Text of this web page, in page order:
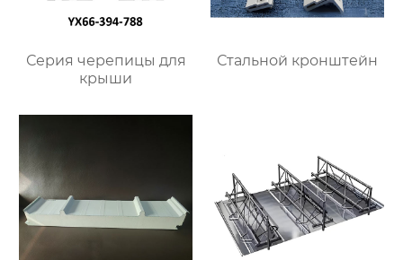
Серия черепицы для
крыши
Стальной кронштейн